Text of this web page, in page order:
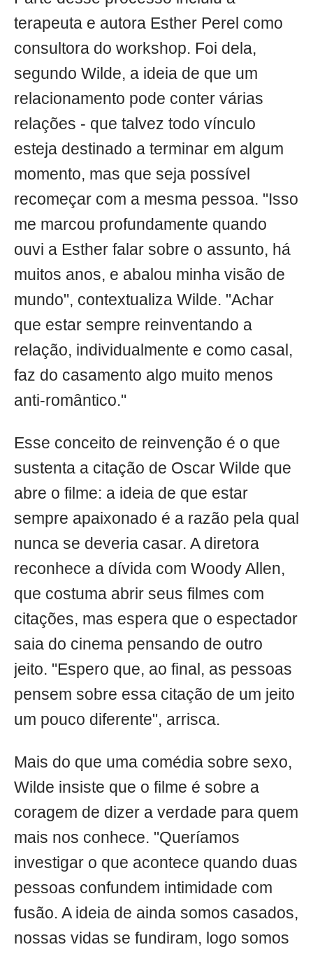
terapeuta e autora Esther Perel como
consultora do workshop. Foi dela,
segundo Wilde, a ideia de que um
relacionamento pode conter várias
relações - que talvez todo vínculo
esteja destinado a terminar em algum
momento, mas que seja possível
recomeçar com a mesma pessoa. "Isso
me marcou profundamente quando
ouvi a Esther falar sobre o assunto, há
muitos anos, e abalou minha visão de
mundo", contextualiza Wilde. "Achar
que estar sempre reinventando a
relação, individualmente e como casal,
faz do casamento algo muito menos
anti-romântico."
Esse conceito de reinvenção é o que
sustenta a citação de Oscar Wilde que
abre o filme: a ideia de que estar
sempre apaixonado é a razão pela qual
nunca se deveria casar. A diretora
reconhece a dívida com Woody Allen,
que costuma abrir seus filmes com
citações, mas espera que o espectador
saia do cinema pensando de outro
jeito. "Espero que, ao final, as pessoas
pensem sobre essa citação de um jeito
um pouco diferente", arrisca.
Mais do que uma comédia sobre sexo,
Wilde insiste que o filme é sobre a
coragem de dizer a verdade para quem
mais nos conhece. "Queríamos
investigar o que acontece quando duas
pessoas confundem intimidade com
fusão. A ideia de ainda somos casados,
nossas vidas se fundiram, logo somos